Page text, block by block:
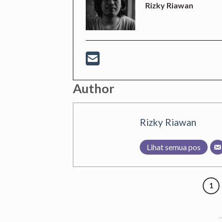
Rizky Riawan
Author
Rizky Riawan
Lihat semua pos
1